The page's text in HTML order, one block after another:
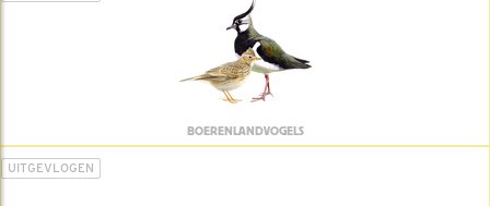
BOERENLANDVOGELS
UITGEVLOGEN